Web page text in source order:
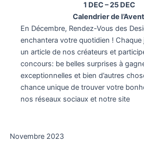
1 DEC – 25 DEC
Calendrier de l’Avent
En Décembre, Rendez-Vous des
enchantera votre quotidien ! Chaque
un article de nos créateurs et
concours: be belles surprises à
exceptionnelles et bien d’autres
chance unique de trouver votre
nos réseaux sociaux et notre site
Novembre 2023